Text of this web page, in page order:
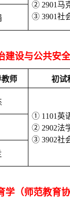
② 2901马
③ 3901社
建设与公共安
师 初试
① 1101英
② 2902法
③ 3902社
学（师范教育